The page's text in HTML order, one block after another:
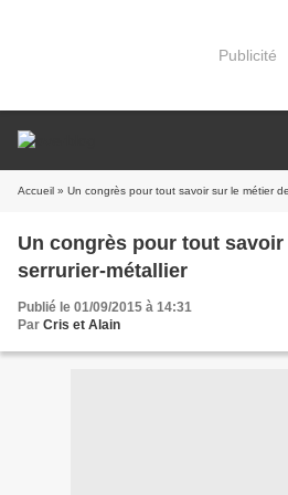
Publicité
Accueil » Un congrès pour tout savoir sur le métier
Un congrès pour tout
serrurier-métallier
Publié le 01/09/2015 à 14:31
Par Cris et Alain